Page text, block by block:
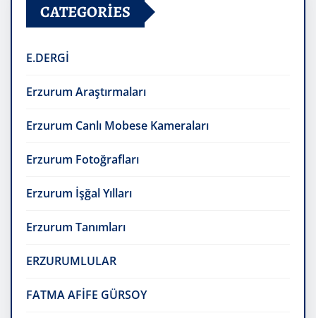
CATEGORIES
E.DERGİ
Erzurum Araştırmaları
Erzurum Canlı Mobese Kameraları
Erzurum Fotoğrafları
Erzurum İşğal Yılları
Erzurum Tanımları
ERZURUMLULAR
FATMA AFİFE GÜRSOY